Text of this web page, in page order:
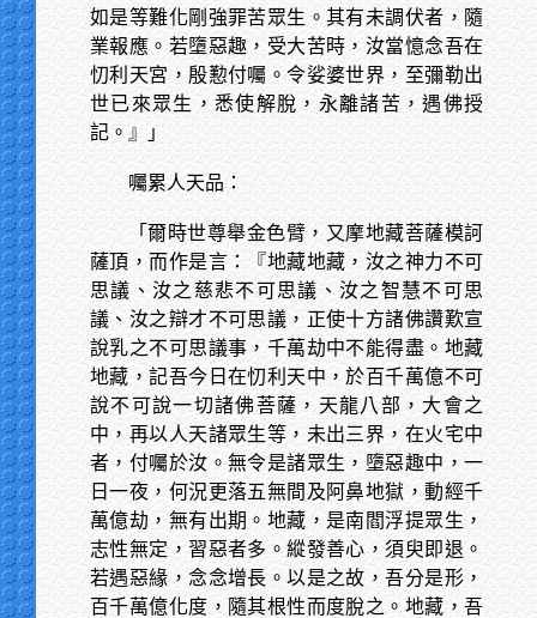
如是等難化剛強罪苦眾生。其有未調伏者，隨
業報應。若墮惡趣，受大苦時，汝當憶念吾在
忉利天宮，殷懃付囑。令娑婆世界，至彌勒出
世已來眾生，悉使解脫，永離諸苦，遇佛授
記。』」
囑累人天品：
「爾時世尊舉金色臂，又摩地藏菩薩模訶
薩頂，而作是言：『地藏地藏，汝之神力不可
思議、汝之慈悲不可思議、汝之智慧不可思
議、汝之辯才不可思議，正使十方諸佛讚歎宣
說乳之不可思議事，千萬劫中不能得盡。地藏
地藏，記吾今日在忉利天中，於百千萬億不可
說不可說一切諸佛菩薩，天龍八部，大會之
中，再以人天諸眾生等，未出三界，在火宅中
者，付囑於汝。無令是諸眾生，墮惡趣中，一
日一夜，何況更落五無間及阿鼻地獄，動經千
萬億劫，無有出期。地藏，是南閻浮提眾生，
志性無定，習惡者多。縱發善心，須臾即退。
若遇惡緣，念念增長。以是之故，吾分是形，
百千萬億化度，隨其根性而度脫之。地藏，吾